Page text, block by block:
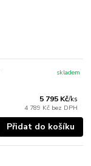
5 795 Kč/ks
4 789 Kč bez DPH
skladem
Přidat do košíku